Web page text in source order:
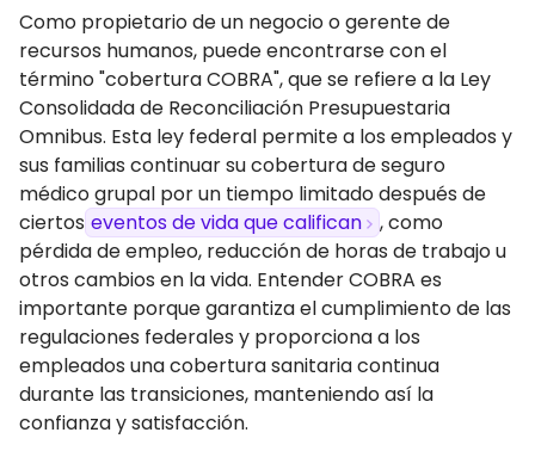
Como propietario de un negocio o gerente de
recursos humanos, puede encontrarse con el
término "cobertura COBRA", que se refiere a la Ley
Consolidada de Reconciliación Presupuestaria
Omnibus. Esta ley federal permite a los empleados y
sus familias continuar su cobertura de seguro
médico grupal por un tiempo limitado después de
ciertos eventos de vida que califican
, como
pérdida de empleo, reducción de horas de trabajo u
otros cambios en la vida. Entender COBRA es
importante porque garantiza el cumplimiento de las
regulaciones federales y proporciona a los
empleados una cobertura sanitaria continua
durante las transiciones, manteniendo así la
confianza y satisfacción.